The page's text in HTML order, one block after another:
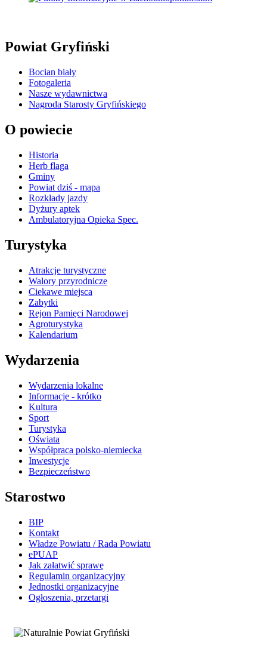
Powiat Gryfiński
Bocian biały
Fotogaleria
Nasze wydawnictwa
Nagroda Starosty Gryfińskiego
O powiecie
Historia
Herb flaga
Gminy
Powiat dziś - mapa
Rozkłady jazdy
Dyżury aptek
Ambulatoryjna Opieka Spec.
Turystyka
Atrakcje turystyczne
Walory przyrodnicze
Ciekawe miejsca
Zabytki
Rejon Pamięci Narodowej
Agroturystyka
Kalendarium
Wydarzenia
Wydarzenia lokalne
Informacje - krótko
Kultura
Sport
Turystyka
Oświata
Współpraca polsko-niemiecka
Inwestycje
Bezpieczeństwo
Starostwo
BIP
Kontakt
Władze Powiatu / Rada Powiatu
ePUAP
Jak załatwić sprawę
Regulamin organizacyjny
Jednostki organizacyjne
Ogłoszenia, przetargi